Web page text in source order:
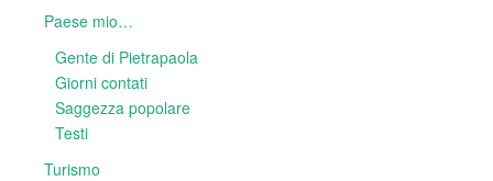
Paese mio…
Gente di Pietrapaola
Giorni contati
Saggezza popolare
Testi
Turismo